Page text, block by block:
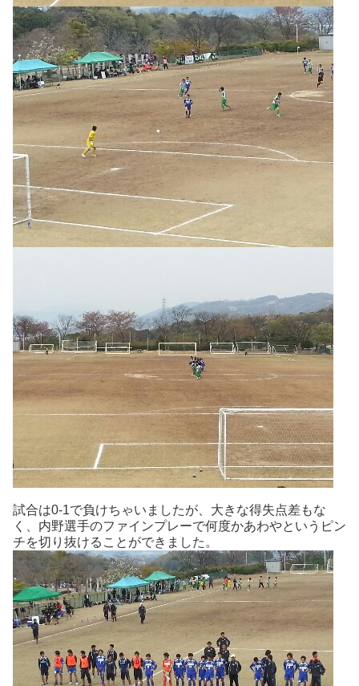
試合は0-1で負けちゃいましたが、大きな得失点差もな
く、内野選手のファインプレーで何度かあわやというピン
チを切り抜けることができました。